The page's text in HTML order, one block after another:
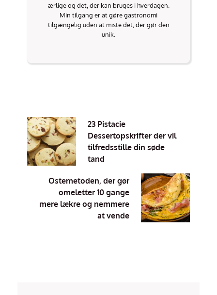
ærlige og det, der kan bruges i hverdagen.
Min tilgang er at gøre gastronomi
tilgængelig uden at miste det, der gør den
unik.
23 Pistacie
Dessertopskrifter der vil
tilfredsstille din søde
tand
Ostemetoden, der gør
omeletter 10 gange
mere lækre og nemmere
at vende